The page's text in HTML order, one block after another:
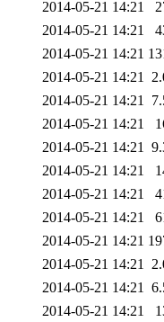
2014-05-21 14:21
2014-05-21 14:21
2014-05-21 14:21
2014-05-21 14:21
2014-05-21 14:21
2014-05-21 14:21
2014-05-21 14:21
2014-05-21 14:21
2014-05-21 14:21
2014-05-21 14:21
2014-05-21 14:21
2014-05-21 14:21
2014-05-21 14:21
2014-05-21 14:21